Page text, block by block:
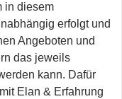
in diesem
erfolgt und
Angeboten und
das jeweils
kann. Dafür
Elan & Erfahrung